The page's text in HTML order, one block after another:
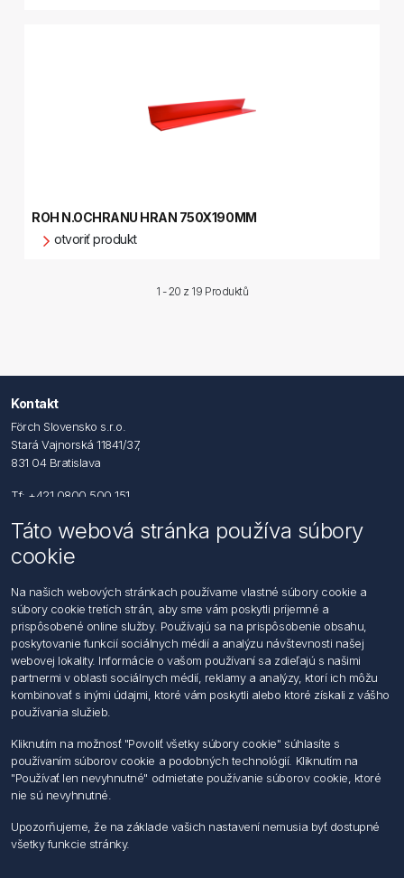
ROH N.OCHRANU HRAN 750X190MM
otvoriť produkt
1 - 20 z 19 Produktů
Kontakt
Förch Slovensko s.r.o.
Stará Vajnorská 11841/37,
831 04 Bratislava
Tf: +421 0800 500 151
Email: office@foerch.sk
Kontaktujte nás
Informácie
Imprint
Vyhlásenie k ochrane údajov
Všeobecné dodacie a obchodné podmienky
Obchodný zástupca
Môj účet
Môj účet
Objednávky
Adresy
Táto webová stránka používa súbory
cookie
Na našich webových stránkach používame vlastné súbory cookie a
súbory cookie tretích strán, aby sme vám poskytli príjemné a
prispôsobené online služby. Používajú sa na prispôsobenie obsahu,
poskytovanie funkcií sociálnych médií a analýzu návštevnosti našej
webovej lokality. Informácie o vašom používaní sa zdieľajú s našimi
partnermi v oblasti sociálnych médií, reklamy a analýzy, ktorí ich môžu
kombinovať s inými údajmi, ktoré vám poskytli alebo ktoré získali z vášho
používania služieb.
Kliknutím na možnosť "Povoliť všetky súbory cookie" súhlasíte s
používaním súborov cookie a podobných technológií. Kliknutím na
"Používať len nevyhnutné" odmietate používanie súborov cookie, ktoré
nie sú nevyhnutné.
Upozorňujeme, že na základe vašich nastavení nemusia byť dostupné
všetky funkcie stránky.